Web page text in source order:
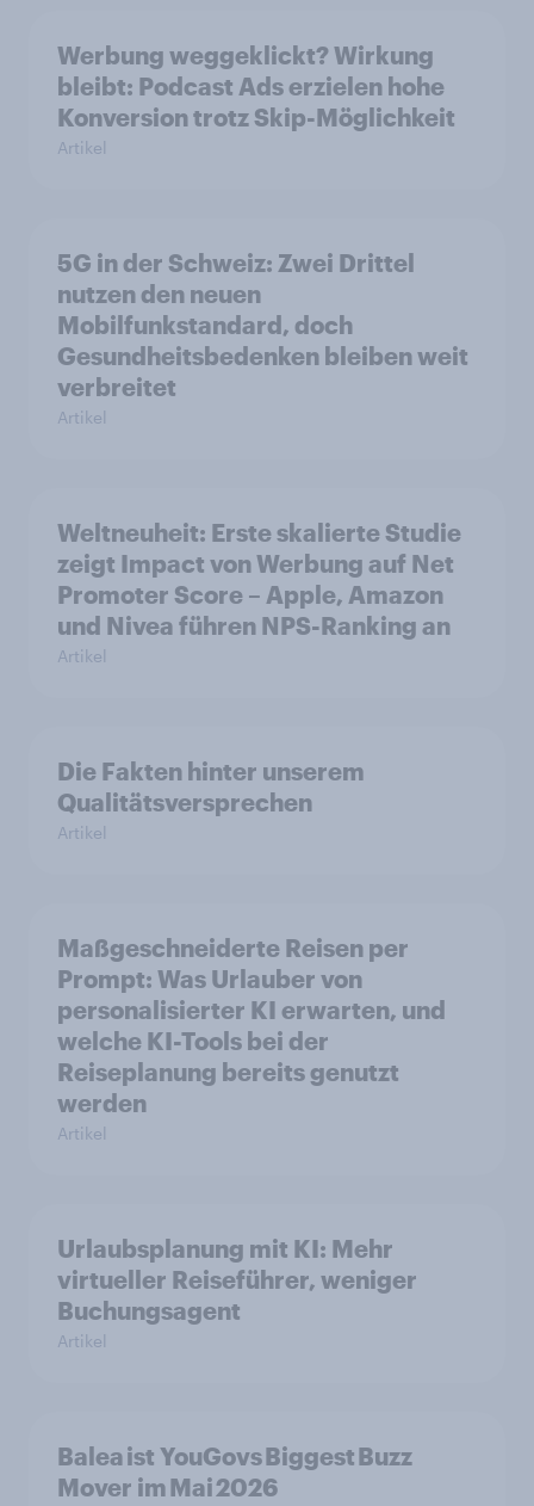
Werbung weggeklickt? Wirkung
bleibt: Podcast Ads erzielen hohe
Konversion trotz Skip-Möglichkeit
Artikel
5G in der Schweiz: Zwei Drittel
nutzen den neuen
Mobilfunkstandard, doch
Gesundheitsbedenken bleiben weit
verbreitet
Artikel
Weltneuheit: Erste skalierte Studie
zeigt Impact von Werbung auf Net
Promoter Score – Apple, Amazon
und Nivea führen NPS-Ranking an
Artikel
Die Fakten hinter unserem
Qualitätsversprechen
Artikel
Maßgeschneiderte Reisen per
Prompt: Was Urlauber von
personalisierter KI erwarten, und
welche KI-Tools bei der
Reiseplanung bereits genutzt
werden
Artikel
Urlaubsplanung mit KI: Mehr
virtueller Reiseführer, weniger
Buchungsagent
Artikel
Balea ist YouGovs Biggest Buzz
Mover im Mai 2026